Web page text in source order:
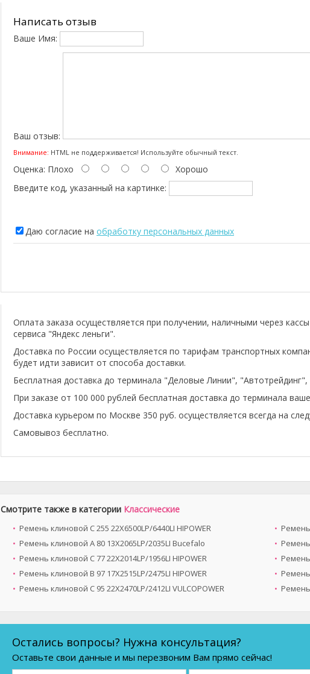
Написать отзыв
Ваше Имя:
Ваш отзыв:
Внимание: HTML не поддерживается! Используйте обычный текст.
Оценка: Плохо
Хорошо
Введите код, указанный на картинке:
Даю согласие на обработку персональных данных
Оплата заказа осуществляется при получении, наличными через
сервиса "Яндекс леньги".
Доставка по России осуществляется по тарифам транспортных
будет идти зависит от способа доставки.
Бесплатная доставка до терминала "Деловые Линии",
При заказе от 100 000 рублей бесплатная доставка до терминала
Доставка курьером по Москве 350 руб. осуществляется всегда на
Самовывоз бесплатно.
Смотрите также в категории Классические
Ремень клиновой C 255 22X6500LP/6440LI HIPOWER
Ремень клиновой A 80 13X2065LP/2035LI Bucefalo
Ремень
Ремень клиновой C 77 22X2014LP/1956LI HIPOWER
Ремень
Ремень клиновой B 97 17X2515LP/2475LI HIPOWER
Ремень
Ремень клиновой C 95 22X2470LP/2412LI VULCOPOWER
Ремень
Остались вопросы? Нужна консультация?
Оставьте свои данные и мы перезвоним Вам прямо сейчас!